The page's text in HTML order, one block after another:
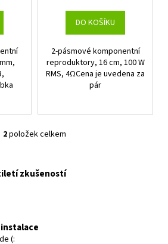
DO KOŠÍKU
2-pásmové komponentní
reproduktory, 16 cm, 100 W
RMS, 4ΩCena je uvedena za
pár
O
l
á
í
2položek celkem
zkušeností
(: